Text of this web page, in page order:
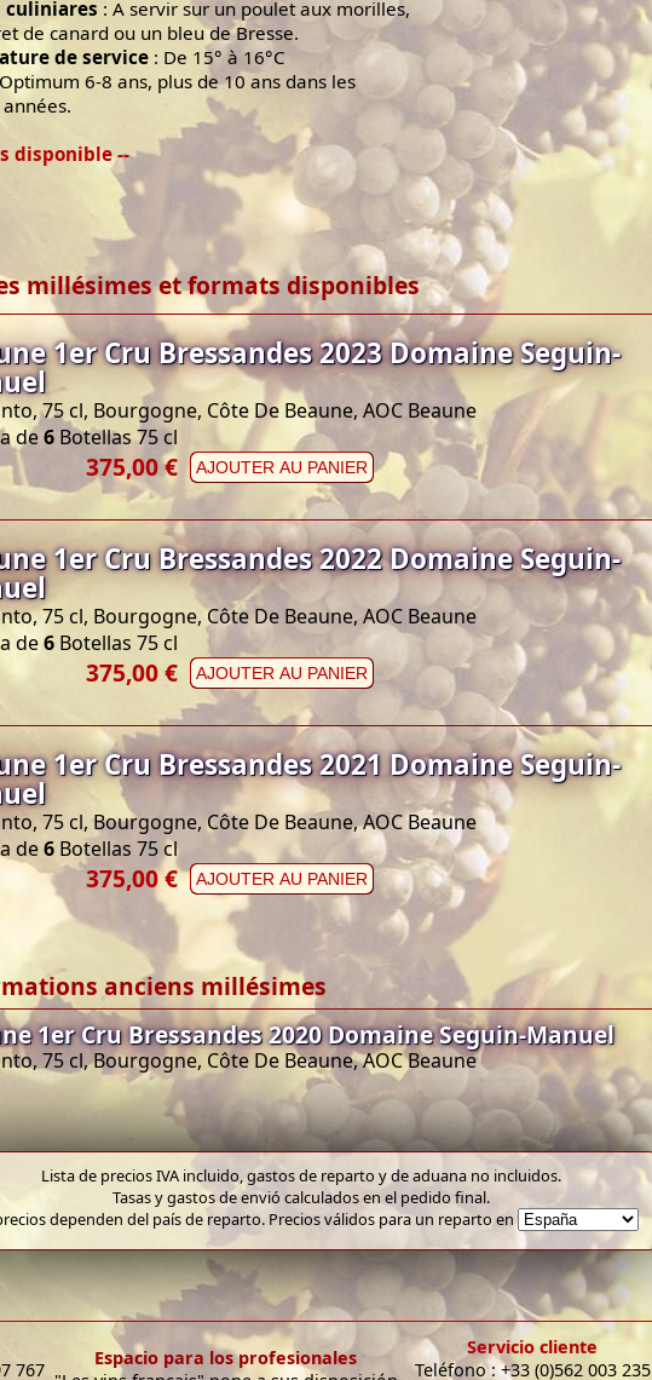
culiniares : A servir sur un poulet aux morilles,
de canard ou un bleu de Bresse.
de service : De 15° à 16°C
6-8 ans, plus de 10 ans dans les
disponible --
millésimes et formats disponibles
1er Cru Bressandes 2023 Domaine Seguin-
75 cl, Bourgogne, Côte De Beaune, AOC Beaune
de6 Botellas 75 cl
375,00 € AJOUTER AU PANIER
1er Cru Bressandes 2022 Domaine Seguin-
75 cl, Bourgogne, Côte De Beaune, AOC Beaune
de6 Botellas 75 cl
375,00 € AJOUTER AU PANIER
1er Cru Bressandes 2021 Domaine Seguin-
75 cl, Bourgogne, Côte De Beaune, AOC Beaune
de6 Botellas 75 cl
375,00 € AJOUTER AU PANIER
anciens millésimes
1er Cru Bressandes 2020 Domaine Seguin-Manuel
75 cl, Bourgogne, Côte De Beaune, AOC Beaune
Lista de precios IVA incluido, gastos de reparto y de aduana no incluidos.
Tasas y gastos de envió calculados en el pedido final.
dependen del país de reparto. Precios válidos para un reparto en
767
Espacio para los profesionales
Servicio cliente
Teléfono : +33 (0)562 003 235